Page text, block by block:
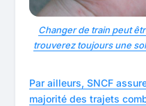
Changer de train peut
trouverez toujours une
Par ailleurs, SNCF
majorité des trajets